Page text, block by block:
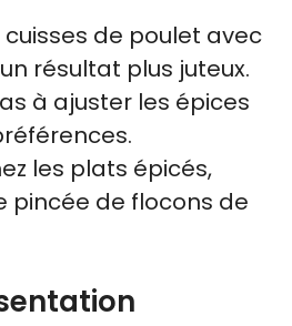
cuisses de poulet avec
résultat plus juteux.
à ajuster les épices
les plats épicés,
pincée de flocons de